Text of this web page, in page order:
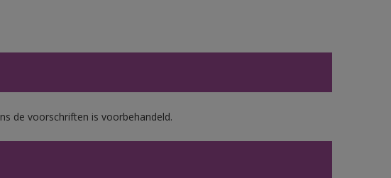
de voorschriften is voorbehandeld.